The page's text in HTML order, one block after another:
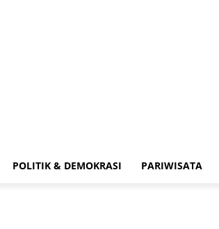
POLITIK & DEMOKRASI PARIWISATA